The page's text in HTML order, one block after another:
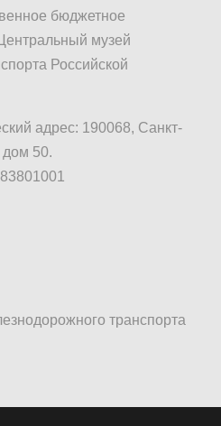
бюджетное
музей
Российской
адрес: 190068, Санкт-
дом 50.
транспорта